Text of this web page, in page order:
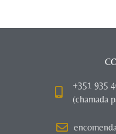
+351 935
(chamada